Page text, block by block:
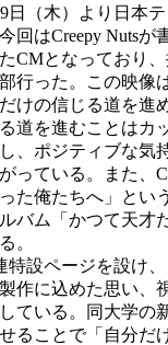
日（木）より日本
回はCreepy Nutsが
CMとなっており
行った。この映像
けの信じる道を進
道を進むことはカ
、ポジティブな気
っている。また、
た俺たちへ」とい
バム「かつて天才
。
設ページを設け
作に込めた思い、
ている。同大学の
ることで「自分だ